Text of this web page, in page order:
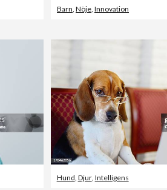
Barn, Nöje, Innovation
Hund, Djur, Intelligens